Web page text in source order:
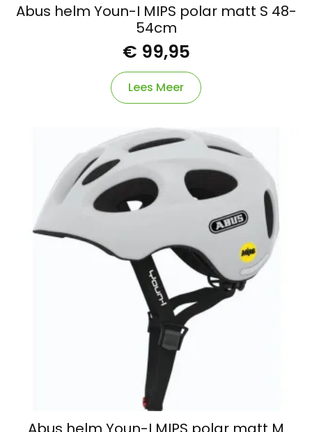
Abus helm Youn-I MIPS polar matt S 48-
54cm
€ 99,95
Lees Meer